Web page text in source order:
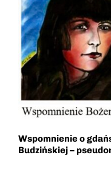
Wspomnienie o
Budzińskiej –